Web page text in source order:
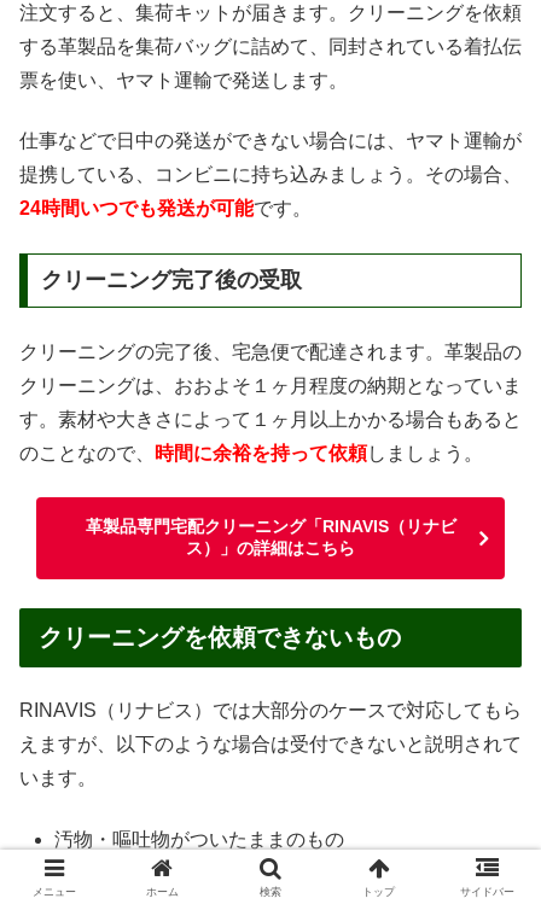
注文すると、集荷キットが届きます。クリーニングを依頼
する革製品を集荷バッグに詰めて、同封されている着払伝
票を使い、ヤマト運輸で発送します。
仕事などで日中の発送ができない場合には、ヤマト運輸が
提携している、コンビニに持ち込みましょう。その場合、
24時間いつでも発送が可能です。
クリーニング完了後の受取
クリーニングの完了後、宅急便で配達されます。革製品の
クリーニングは、おおよそ１ヶ月程度の納期となっていま
す。素材や大きさによって１ヶ月以上かかる場合もあると
のことなので、
時間に余裕を持って依頼しましょう。
革製品専門宅配クリーニング「RINAVIS（リナビ
ス）」の詳細はこちら
クリーニングを依頼できないもの
RINAVIS（リナビス）では大部分のケースで対応してもら
えますが、以下のような場合は受付できないと説明されて
います。
汚物・嘔吐物がついたままのもの
ペットが使用したもの
メニュー ホーム 検索 トップ サイドバー